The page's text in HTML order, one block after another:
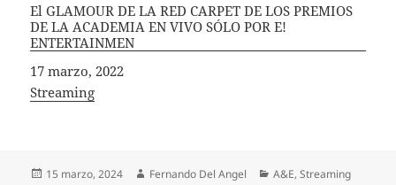
El GLAMOUR DE LA RED CARPET DE LOS PREMIOS
DE LA ACADEMIA EN VIVO SÓLO POR E!
ENTERTAINMEN
Fecha
17 marzo, 2022
In relation to
Streaming
Publicado
15 marzo, 2024 Autor
Fernando Del Angel Categorías
A&E,Streaming